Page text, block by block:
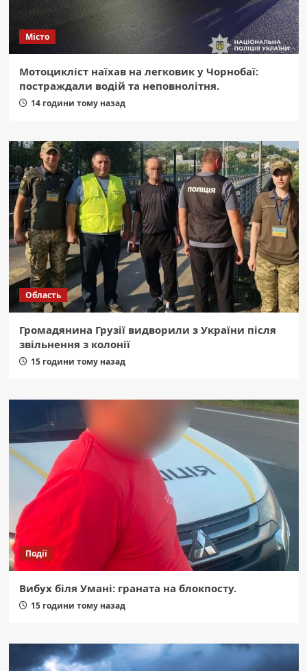
Місто
Мотоцикліст наїхав на легковик у Чорнобаї:
постраждали водій та неповнолітня.
14 години тому назад
Область
Громадянина Грузії видворили з України після
звільнення з колонії
15 години тому назад
Події
Вибух біля Умані: граната на блокпосту.
15 години тому назад